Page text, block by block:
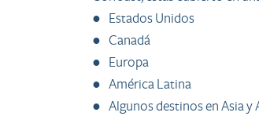
● Estados Unidos
● Canadá
● Europa
● América Latina
● Algunos destinos en Asia y